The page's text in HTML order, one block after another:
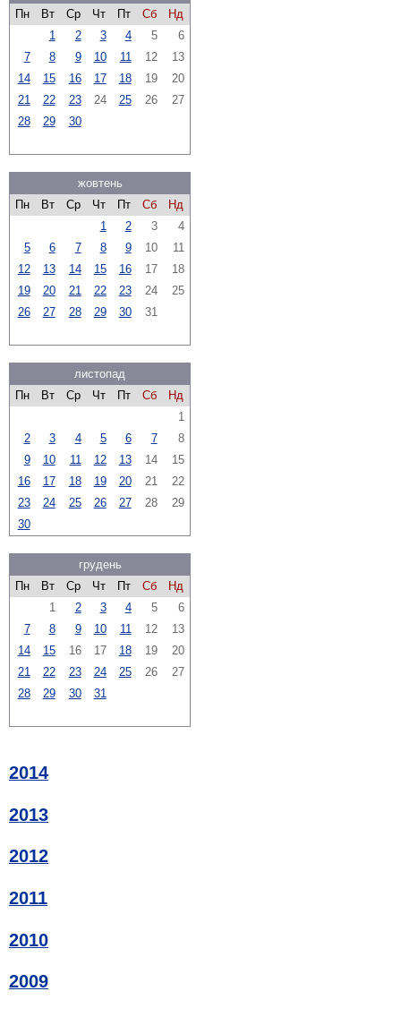
Пн
Вт Ср Чт Пт Сб
Нд
1
2 3 4 5
6
7
8 9 10 11 12
13
14
15 16 17 18 19
20
21
22 23 24 25 26
27
28
29 30
жовтень
Пн
Вт Ср Чт Пт Сб
Нд
1
2 3
4
5
6 7 8 9 10
11
12
13 14 15 16 17
18
19
20 21 22 23 24
25
26
27 28 29 30 31
листопад
Пн
Вт Ср Чт Пт Сб
Нд
1
2
3 4 5 6 7
8
9
10 11 12 13 14
15
16
17 18 19 20 21
22
23
24 25 26 27 28
29
30
грудень
Пн
Вт Ср Чт Пт Сб
Нд
1
2 3 4 5
6
7
8 9 10 11 12
13
14
15 16 17 18 19
20
21
22 23 24 25 26
27
28
29 30 31
2014
2013
2012
2011
2010
2009